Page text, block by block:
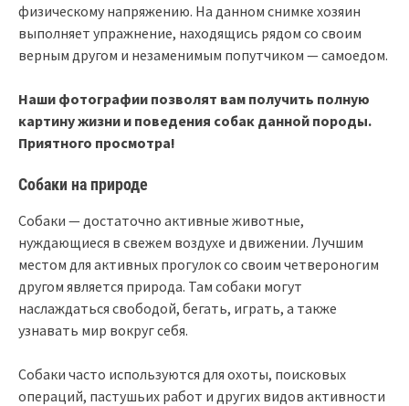
физическому напряжению. На данном снимке хозяин
выполняет упражнение, находящись рядом со своим
верным другом и незаменимым попутчиком — самоедом.
Наши фотографии позволят вам получить полную
картину жизни и поведения собак данной породы.
Приятного просмотра!
Собаки на природе
Собаки — достаточно активные животные,
нуждающиеся в свежем воздухе и движении. Лучшим
местом для активных прогулок со своим четвероногим
другом является природа. Там собаки могут
наслаждаться свободой, бегать, играть, а также
узнавать мир вокруг себя.
Собаки часто используются для охоты, поисковых
операций, пастушьих работ и других видов активности